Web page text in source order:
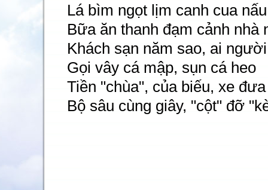
Lá bìm ngọt lịm canh cua nấu
Bữa ăn thanh đạm cảnh nhà
Khách sạn năm sao, ai
Gọi vây cá mập, sụn cá heo
Tiền "chùa", của biếu, xe
Bộ sâu cùng giây, "cột" đỡ